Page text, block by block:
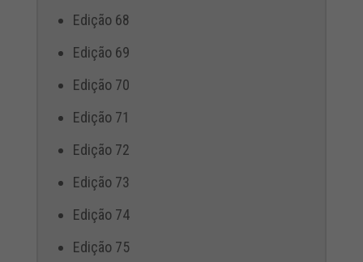
Edição 68
Edição 69
Edição 70
Edição 71
Edição 72
Edição 73
Edição 74
Edição 75